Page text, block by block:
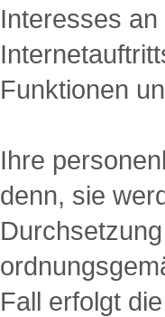
Interesses
Funktionen
Ihre
denn, sie
Fall erfolgt